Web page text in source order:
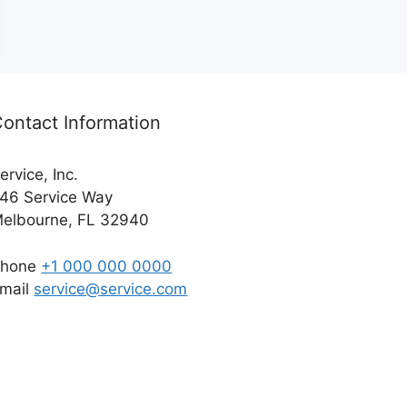
Information
Inc.
Service Way
FL 32940
+1 000 000 0000
service@service.com